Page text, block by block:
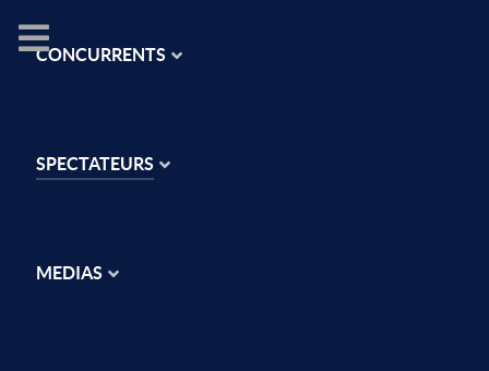
CONCURRENTS
SPECTATEURS
MEDIAS